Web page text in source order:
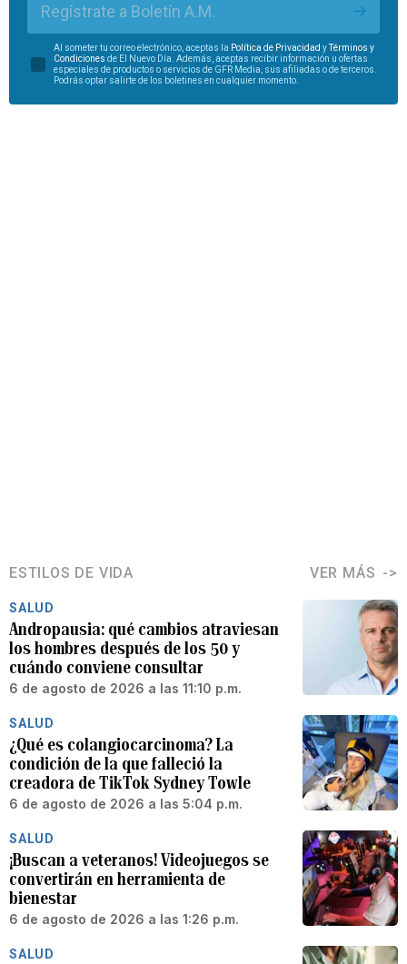
Regístrate a Boletín A.M.
Al someter tu correo electrónico, aceptas la Política de Privacidad yTérminos y
Condiciones de El Nuevo Día. Además, aceptas recibir información u ofertas
especiales de productos o servicios de GFR Media, sus afiliadas o de terceros.
Podrás optar salirte de los boletines en cualquier momento.
ESTILOS DE VIDA VER MÁS
SALUD
Andropausia: qué cambios atraviesan
los hombres después de los 50 y
cuándo conviene consultar
6 de agosto de 2026 a las 11:10 p.m.
SALUD
¿Qué es colangiocarcinoma? La
condición de la que falleció la
creadora de TikTok Sydney Towle
6 de agosto de 2026 a las 5:04 p.m.
SALUD
¡Buscan a veteranos! Videojuegos se
convertirán en herramienta de
bienestar
6 de agosto de 2026 a las 1:26 p.m.
SALUD